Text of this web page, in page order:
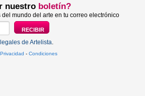
nuestro boletín?
mundo del arte en tu correo electrónico
de Artelista
Privacidad - Condiciones